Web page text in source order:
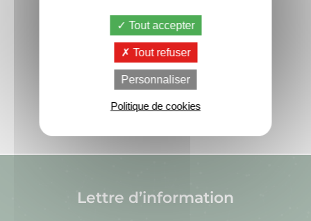
Lire la suite
Toutes les actus
Lettre d’information
Tout accepter
Tout refuser
Personnaliser
Politique de cookies